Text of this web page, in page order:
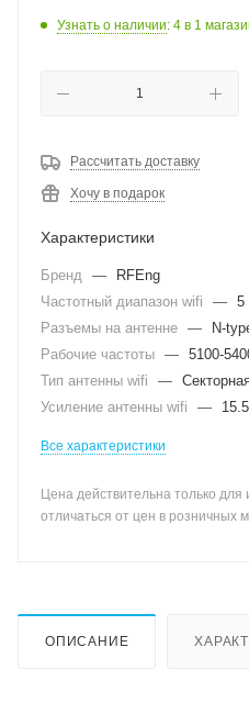
Узнать о наличии: 4 в 1
Рассчитать доставку
Хочу в подарок
Характеристики
Бренд —
RFEng
Частотный диапазон wifi
— 5
Разъемы на антенне —
N-
Рабочие частоты — 5100-
Тип антенны wifi
—
Усиление антенны wifi
—
Все характеристики
Цена действительна только
отличаться от цен в розничных
ОПИСАНИЕ